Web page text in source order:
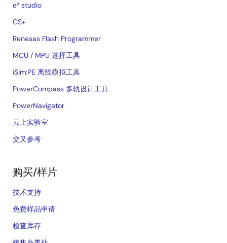
e² studio
CS+
Renesas Flash Programmer
MCU / MPU 选择工具
iSim:PE 离线模拟工具
PowerCompass 多轨设计工具
PowerNavigator
云上实验室
交叉参考
购买/样片
技术支持
免费样品申请
检查库存